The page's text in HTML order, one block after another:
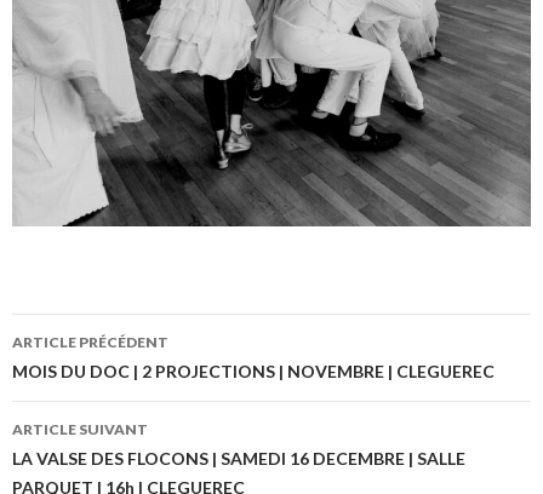
Navigation
des
articles
ARTICLE PRÉCÉDENT
MOIS DU DOC | 2 PROJECTIONS | NOVEMBRE | CLEGUEREC
ARTICLE SUIVANT
LA VALSE DES FLOCONS | SAMEDI 16 DECEMBRE | SALLE
PARQUET | 16h | CLEGUEREC